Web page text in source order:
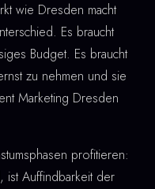
wie Dresden macht
Es braucht
Budget. Es braucht
zu nehmen und sie
Marketing Dresden
profitieren:
Auffindbarkeit der